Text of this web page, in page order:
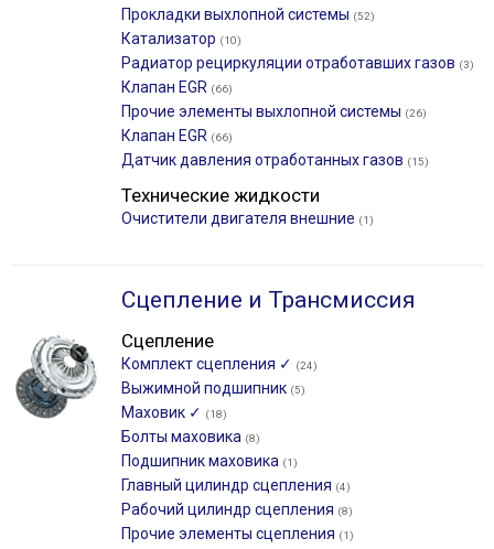
Прокладки выхлопной системы (52)
Катализатор (10)
Радиатор рециркуляции отработавших газов (3)
Клапан EGR (66)
Прочие элементы выхлопной системы (26)
Клапан EGR (66)
Датчик давления отработанных газов (15)
Технические жидкости
Очистители двигателя внешние (1)
Сцепление и Трансмиссия
Сцепление
Комплект сцепления ✓ (24)
Выжимной подшипник (5)
Маховик ✓ (18)
Болты маховика (8)
Подшипник маховика (1)
Главный цилиндр сцепления (4)
Рабочий цилиндр сцепления (8)
Прочие элементы сцепления (1)